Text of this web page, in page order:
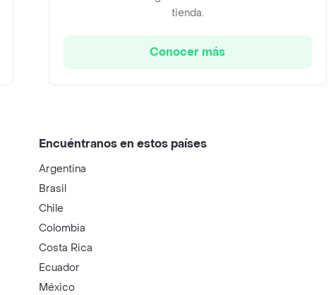
tienda.
Conocer más
Encuéntranos en estos países
Argentina
Brasil
Chile
Colombia
Costa Rica
Ecuador
México